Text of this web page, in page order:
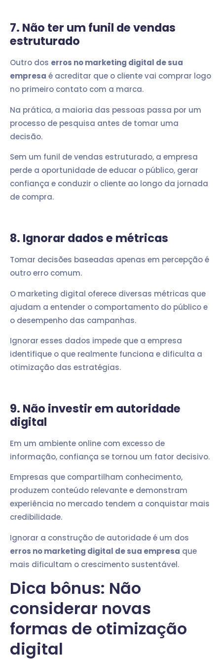
7. Não ter um funil de vendas
estruturado
Outro dos erros no marketing digital de sua
empresa é acreditar que o cliente vai comprar logo
no primeiro contato com a marca.
Na prática, a maioria das pessoas passa por um
processo de pesquisa antes de tomar uma
decisão.
Sem um funil de vendas estruturado, a empresa
perde a oportunidade de educar o público, gerar
confiança e conduzir o cliente ao longo da jornada
de compra.
8. Ignorar dados e métricas
Tomar decisões baseadas apenas em percepção é
outro erro comum.
O marketing digital oferece diversas métricas que
ajudam a entender o comportamento do público e
o desempenho das campanhas.
Ignorar esses dados impede que a empresa
identifique o que realmente funciona e dificulta a
otimização das estratégias.
9. Não investir em autoridade
digital
Em um ambiente online com excesso de
informação, confiança se tornou um fator decisivo.
Empresas que compartilham conhecimento,
produzem conteúdo relevante e demonstram
experiência no mercado tendem a conquistar mais
credibilidade.
Ignorar a construção de autoridade é um dos
erros no marketing digital de sua empresa que
mais dificultam o crescimento sustentável.
Dica bônus: Não
considerar novas
formas de otimização
digital